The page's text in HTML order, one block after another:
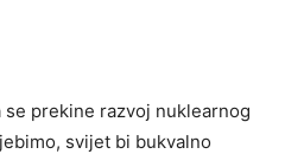
se prekine razvoj nuklearnog
svijet bi bukvalno